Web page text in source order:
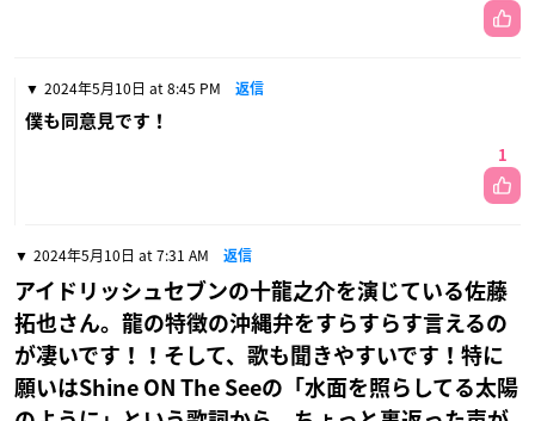
2024年5月10日 at 8:45 PM 返信
僕も同意見です！
1
2024年5月10日 at 7:31 AM 返信
アイドリッシュセブンの十龍之介を演じている佐藤
拓也さん。龍の特徴の沖縄弁をすらすらす言えるの
が凄いです！！そして、歌も聞きやすいです！特に
願いはShine ON The Seeの「水面を照らしてる太陽